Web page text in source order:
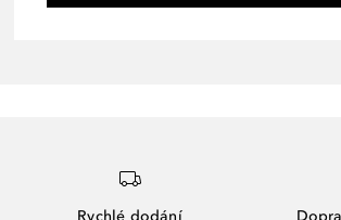
Rychlé dodání